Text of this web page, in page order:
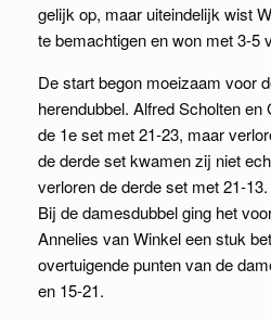
gelijk op, maar uiteindelijk wist
te bemachtigen en won met 3-5
De start begon moeizaam voor
herendubbel. Alfred Scholten
de 1e set met 21-23, maar
de derde set kwamen zij niet
verloren de derde set met 21-13.
Bij de damesdubbel ging het
Annelies van Winkel een stuk
overtuigende punten van de
en 15-21.